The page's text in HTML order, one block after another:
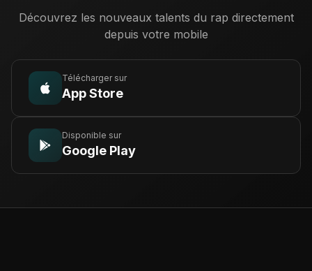
Découvrez les nouveaux talents du rap directement
depuis votre mobile
Télécharger sur
App Store
Disponible sur
Google Play